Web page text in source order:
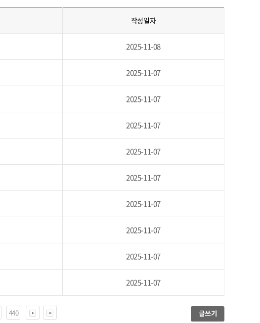
작성일자
2025-11-08
2025-11-07
2025-11-07
2025-11-07
2025-11-07
2025-11-07
2025-11-07
2025-11-07
2025-11-07
2025-11-07
440